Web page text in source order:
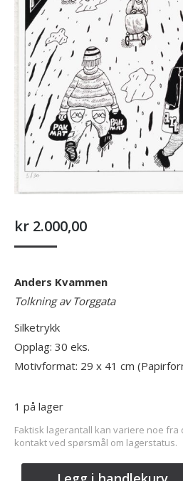
kr 2.000,00
Anders Kvammen
Tolkning av Torggata
Silketrykk
Opplag: 30 eks.
Motivformat: 29 x 41 cm
1 på lager
Faktisk lagerantall kan variere noe fra
kontakt ved spørsmål om lagerstatus.